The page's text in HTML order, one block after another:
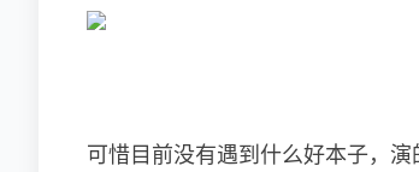
可惜目前没有遇到什么好本子，